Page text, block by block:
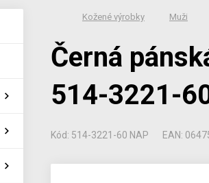
Kožené výrobky Muži
Černá
514-3221-
Kód: 514-3221-60 NAP EAN: